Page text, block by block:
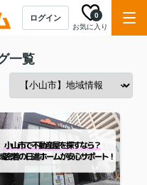
ログイン
お気に入り
0
一覧